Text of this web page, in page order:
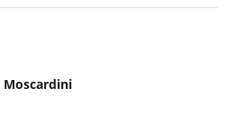
Moscardini